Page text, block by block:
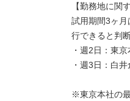
【勤務地に関
試用期間3ヶ
行できると判
・週2日：東
・週3日：白
※東京本社の